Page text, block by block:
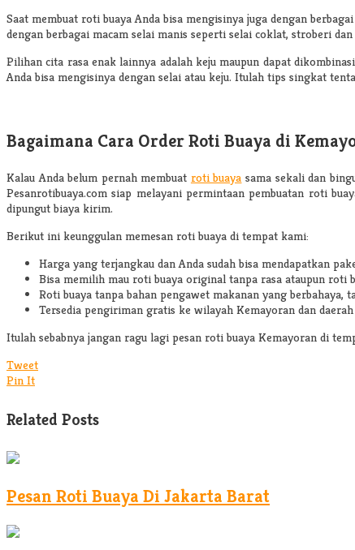
Saat membuat roti buaya Anda bisa mengisinya juga dengan
dengan berbagai macam selai manis seperti selai coklat, stroberi dan
Pilihan cita rasa enak lainnya adalah keju maupun dapat
Anda bisa mengisinya dengan selai atau keju. Itulah tips singkat
Bagaimana Cara Order Roti Buaya di
Kalau Anda belum pernah membuat roti buaya sama sekali dan
Pesanrotibuaya.com siap melayani permintaan pembuatan roti
dipungut biaya kirim.
Berikut ini keunggulan memesan roti buaya di tempat kami:
Harga yang terjangkau dan Anda sudah bisa mendapatkan
Bisa memilih mau roti buaya original tanpa rasa ataupun roti
Roti buaya tanpa bahan pengawet makanan yang
Tersedia pengiriman gratis ke wilayah Kemayoran dan
Itulah sebabnya jangan ragu lagi pesan roti buaya Kemayoran di
Tweet
Pin It
Related Posts
Pesan Roti Buaya Di Jakarta Barat